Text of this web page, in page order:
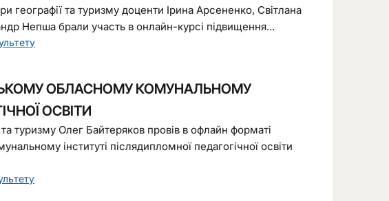
географії та туризму доценти Ірина Арсененко, Світлана
Непша брали участь в онлайн-курсі підвищення...
ОБЛАСНОМУ КОМУНАЛЬНОМУ
ОСВІТИ
туризму Олег Байтеряков провів в офлайн форматі
інституті післядипломної педагогічної освіти